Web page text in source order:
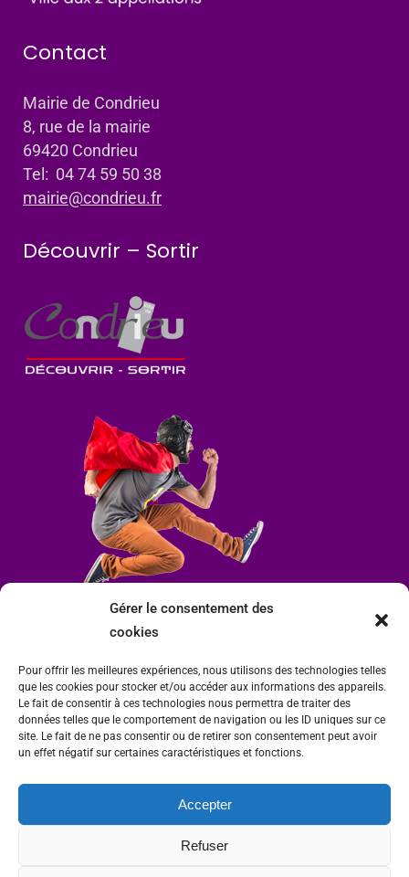
Gérer le consentement des
cookies
Pour offrir les meilleures expériences, nous utilisons des technologies telles
que les cookies pour stocker et/ou accéder aux informations des appareils.
Le fait de consentir à ces technologies nous permettra de traiter des
données telles que le comportement de navigation ou les ID uniques sur ce
site. Le fait de ne pas consentir ou de retirer son consentement peut avoir
un effet négatif sur certaines caractéristiques et fonctions.
Accepter
Refuser
Contact
Mairie de Condrieu
8, rue de la mairie
69420 Condrieu
Tel: 04 74 59 50 38
mairie@condrieu.fr
Découvrir – Sortir
Mairie de Condrieu | Copyright © 2023 |Mentions légales